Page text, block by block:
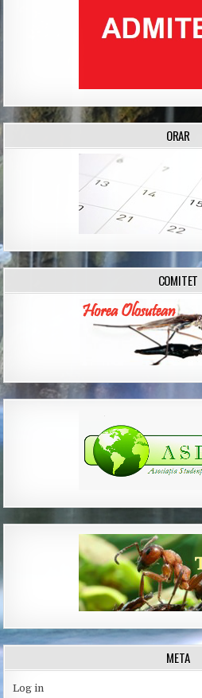
ORAR
COMITET
META
Log in